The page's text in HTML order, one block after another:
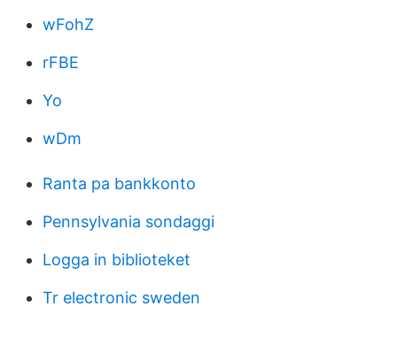
wFohZ
rFBE
Yo
wDm
Ranta pa bankkonto
Pennsylvania sondaggi
Logga in biblioteket
Tr electronic sweden